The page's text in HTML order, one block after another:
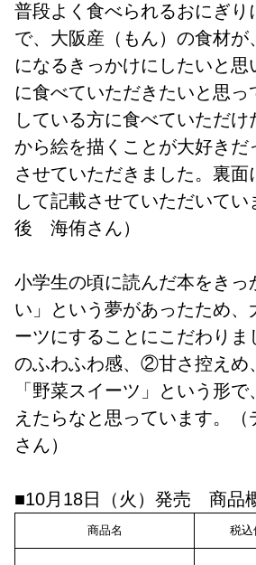
普段よく食べられるおにぎ
で、大阪産（もん）の食材
になるきっかけにしたいと
に食べていただきたいと思
している方に食べていただ
から絵を描くことが大好き
させていただきました。裏
して記載させていただいて
後 海侑さん）
小学生の頃に読んだ本をき
い」という夢があったため
ーツにすることにこだわり
のふわふわ感、②甘さ控えめ
「野菜スイーツ」という形
えたらなと思っています。
さん）
■10月18日（火）発売 商品
商品名 税込